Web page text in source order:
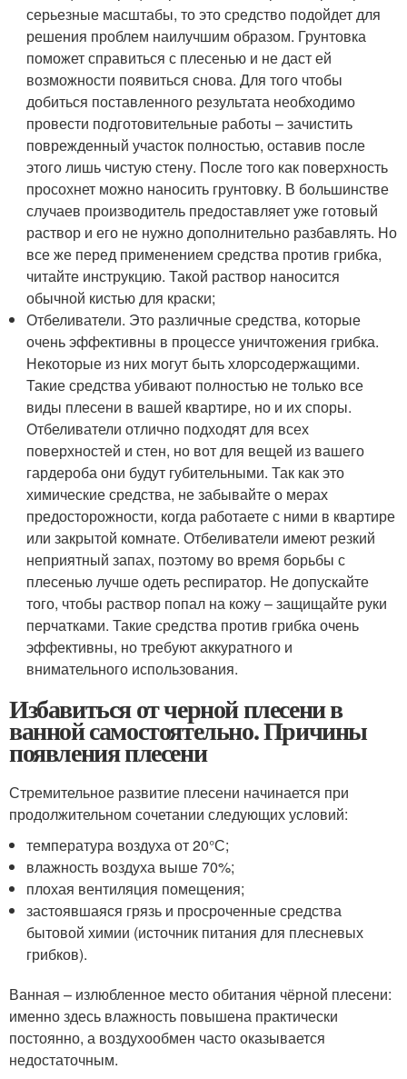
серьезные масштабы, то это средство подойдет для
решения проблем наилучшим образом. Грунтовка
поможет справиться с плесенью и не даст ей
возможности появиться снова. Для того чтобы
добиться поставленного результата необходимо
провести подготовительные работы – зачистить
поврежденный участок полностью, оставив после
этого лишь чистую стену. После того как поверхность
просохнет можно наносить грунтовку. В большинстве
случаев производитель предоставляет уже готовый
раствор и его не нужно дополнительно разбавлять. Но
все же перед применением средства против грибка,
читайте инструкцию. Такой раствор наносится
обычной кистью для краски;
Отбеливатели. Это различные средства, которые
очень эффективны в процессе уничтожения грибка.
Некоторые из них могут быть хлорсодержащими.
Такие средства убивают полностью не только все
виды плесени в вашей квартире, но и их споры.
Отбеливатели отлично подходят для всех
поверхностей и стен, но вот для вещей из вашего
гардероба они будут губительными. Так как это
химические средства, не забывайте о мерах
предосторожности, когда работаете с ними в квартире
или закрытой комнате. Отбеливатели имеют резкий
неприятный запах, поэтому во время борьбы с
плесенью лучше одеть респиратор. Не допускайте
того, чтобы раствор попал на кожу – защищайте руки
перчатками. Такие средства против грибка очень
эффективны, но требуют аккуратного и
внимательного использования.
Избавиться от черной плесени в
ванной самостоятельно. Причины
появления плесени
Стремительное развитие плесени начинается при
продолжительном сочетании следующих условий:
температура воздуха от 20°С;
влажность воздуха выше 70%;
плохая вентиляция помещения;
застоявшаяся грязь и просроченные средства
бытовой химии (источник питания для плесневых
грибков).
Ванная – излюбленное место обитания чёрной плесени:
именно здесь влажность повышена практически
постоянно, а воздухообмен часто оказывается
недостаточным.